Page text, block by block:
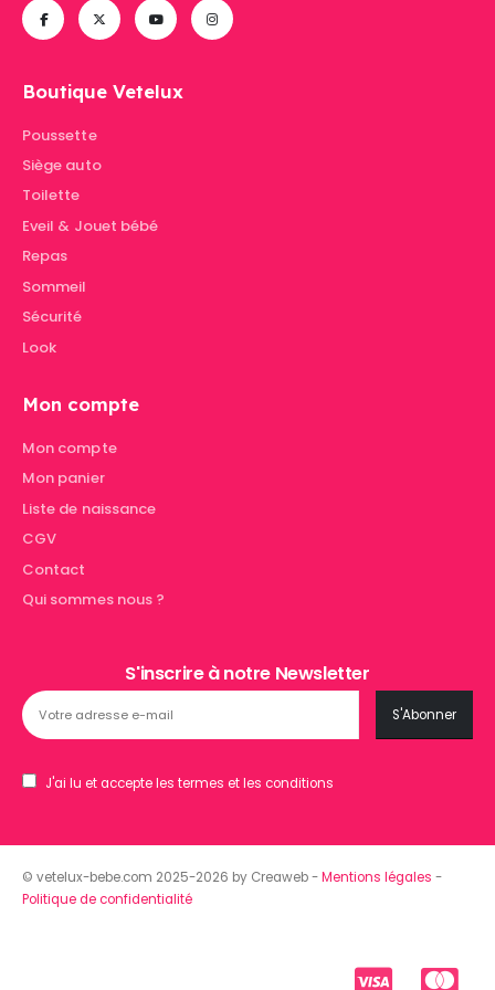
Boutique Vetelux
Poussette
Siège auto
Toilette
Eveil & Jouet bébé
Repas
Sommeil
Sécurité
Look
Mon compte
Mon compte
Mon panier
Liste de naissance
CGV
Contact
Qui sommes nous ?
S'inscrire à notre Newsletter
J'ai lu et accepte les termes et les conditions
© vetelux-bebe.com 2025-2026 by Creaweb -Mentions légales -
Politique de confidentialité